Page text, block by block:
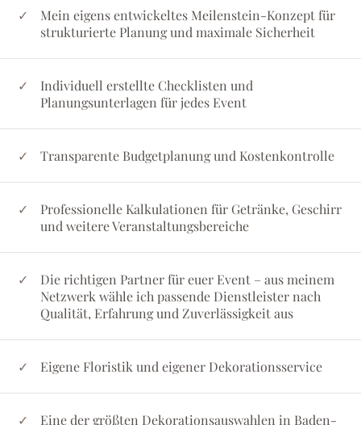
Mein eigens entwickeltes Meilenstein-Konzept für
strukturierte Planung und maximale Sicherheit
Individuell erstellte Checklisten und
Planungsunterlagen für jedes Event
Transparente Budgetplanung und Kostenkontrolle
Professionelle Kalkulationen für Getränke, Geschirr
und weitere Veranstaltungsbereiche
Die richtigen Partner für euer Event – aus meinem
Netzwerk wähle ich passende Dienstleister nach
Qualität, Erfahrung und Zuverlässigkeit aus
Eigene Floristik und eigener Dekorationsservice
Eine der größten Dekorationsauswahlen in Baden-